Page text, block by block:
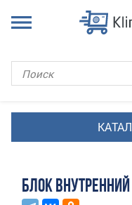
БЛОК ВНУТРЕННИЙ